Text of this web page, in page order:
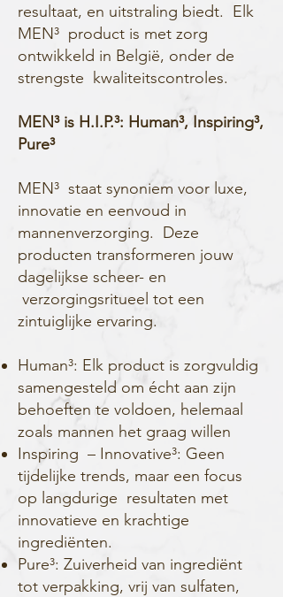
resultaat, en uitstraling biedt. Elk
MEN³ product is met zorg
ontwikkeld in België, onder de
strengste kwaliteitscontroles.
MEN³ is H.I.P.³: Human³, Inspiring³,
Pure³
MEN³ staat synoniem voor luxe,
innovatie en eenvoud in
mannenverzorging. Deze
producten transformeren jouw
dagelijkse scheer- en
verzorgingsritueel tot een
zintuiglijke ervaring.
Human³: Elk product is zorgvuldig
samengesteld om écht aan zijn
behoeften te voldoen, helemaal
zoals mannen het graag willen
Inspiring – Innovative³: Geen
tijdelijke trends, maar een focus
op langdurige resultaten met
innovatieve en krachtige
ingrediënten.
Pure³: Zuiverheid van ingrediënt
tot verpakking, vrij van sulfaten,